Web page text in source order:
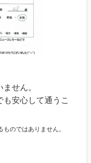
せん。
安心して通うこ
のではありません。